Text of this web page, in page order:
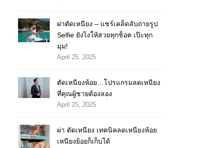
ผ่าตัดเหนียง – แชร์เคล็ดลับถ่ายรูป
Selfie ยังไงให้สวยทุกช็อต เป๊ะทุก
มุม!
April 25, 2025
ตัดเหนียงห้อย…โปรแกรมลดเหนียง
ที่คุณผู้ชายต้องลอง
April 25, 2025
ผ่า ตัดเหนียง เทคนิคลดเหนียงห้อย
เหนียงย้อยก็เก็บได้